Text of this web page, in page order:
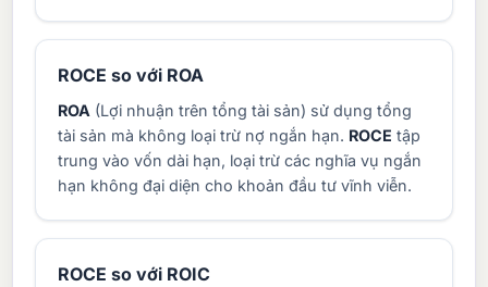
ROCE so với ROA
ROA (Lợi nhuận trên tổng tài sản) sử dụng tổng
tài sản mà không loại trừ nợ ngắn hạn. ROCE tập
trung vào vốn dài hạn, loại trừ các nghĩa vụ ngắn
hạn không đại diện cho khoản đầu tư vĩnh viễn.
ROCE so với ROIC